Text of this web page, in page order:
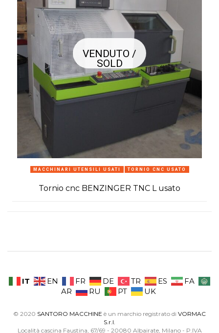
VENDUTO /
SOLD
MACCHINARI UTENSILI USATI TORNIO CNC USATO
Tornio cnc BENZINGER TNC L usato
IT EN FR DE TR ES
FA
AR
RU PT UK
© 2020 SANTORO MACCHINE è un marchio registrato di VORMAC
S.r.l.
Località cascina Faustina, 67/69 - 20080 Albairate, Milano - P.IVA